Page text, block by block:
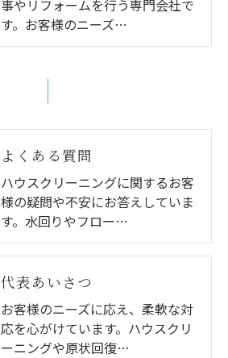
事やリフォームを行う専門会社で
す。お客様のニーズ…
よくある質問
ハウスクリーニングに関するお客
様の疑問や不安にお答えしていま
す。水回りやフロー…
代表あいさつ
お客様のニーズに応え、柔軟な対
応を心がけています。ハウスクリ
ーニングや原状回復…